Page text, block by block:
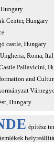
Center, Hungary
castle, Hungary
Roma,
Pallavicini,
and
Hungary
építész